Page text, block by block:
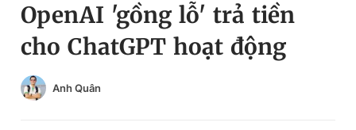
Chuyên mục
Chuyên mục khác
Đổi mật khẩu
Tin đã lưu
Tin đã xem
OpenAI 'gồng lỗ' trả tiền
cho ChatGPT hoạt động
Anh Quân